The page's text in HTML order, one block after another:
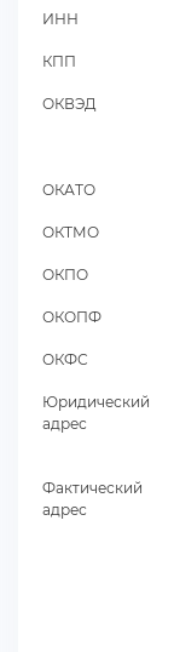
ИНН
КПП
ОКВЭД
ОКАТО
ОКТМО
ОКПО
ОКОПФ
ОКФС
Юридический
адрес
Фактический
адрес